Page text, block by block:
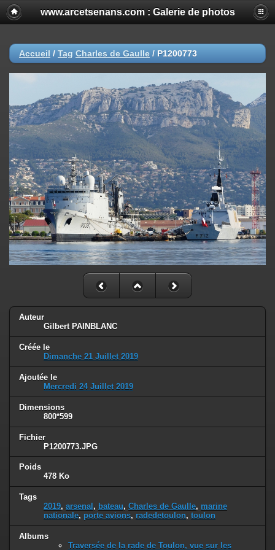
www.arcetsenans.com : Galerie de photos
Accueil / Tag Charles de Gaulle / P1200773
Auteur
Gilbert PAINBLANC
Créée le
Dimanche 21 Juillet 2019
Ajoutée le
Mercredi 24 Juillet 2019
Dimensions
800*599
Fichier
P1200773.JPG
Poids
478 Ko
Tags
2019, arsenal , bateau, Charles de Gaulle, marine
nationale, porte avions, radedetoulon, toulon
Albums
Traversée de la rade de Toulon, vue sur les